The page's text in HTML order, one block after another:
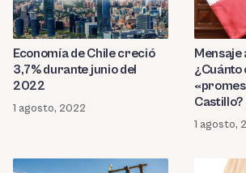
Economía de Chile creció
3,7% durante junio del
2022
1 agosto, 2022
Mensaje
Castillo?
1 agosto,